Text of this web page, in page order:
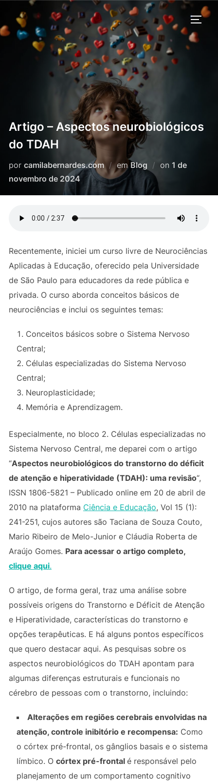
para
o
conteúdo
Artigo – Aspectos neurobiológicos
do TDAH
por camilabernardes.com em Blog on Postado
1 de
novembro de 2024
Recentemente, iniciei um curso livre de Neurociências
Aplicadas à Educação, oferecido pela Universidade
de São Paulo para educadores da rede pública e
privada. O curso aborda conceitos básicos de
neurociências e inclui os seguintes temas:
Conceitos básicos sobre o Sistema Nervoso
Central;
Células especializadas do Sistema Nervoso
Central;
Neuroplasticidade;
Memória e Aprendizagem.
Especialmente, no bloco 2. Células especializadas no
Sistema Nervoso Central, me deparei com o artigo
“Aspectos neurobiológicos do transtorno do déficit
de atenção e hiperatividade (TDAH): uma revisão“,
ISSN 1806-5821 – Publicado online em 20 de abril de
2010 na plataforma Ciência e Educação, Vol 15 (1):
241-251, cujos autores são Taciana de Souza Couto,
Mario Ribeiro de Melo-Junior e Cláudia Roberta de
Araújo Gomes. Para acessar o artigo completo,
clique aqui.
O artigo, de forma geral, traz uma análise sobre
possíveis origens do Transtorno e Déficit de Atenção
e Hiperatividade, características do transtorno e
opções terapêuticas. E há alguns pontos específicos
que quero destacar aqui. As pesquisas sobre os
aspectos neurobiológicos do TDAH apontam para
algumas diferenças estruturais e funcionais no
cérebro de pessoas com o transtorno, incluindo:
Alterações em regiões cerebrais envolvidas na
atenção, controle inibitório e recompensa: Como
o córtex pré-frontal, os gânglios basais e o sistema
límbico. O córtex pré-frontal é responsável pelo
planejamento de um comportamento cognitivo